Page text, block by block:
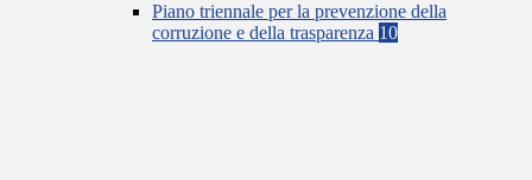
Piano triennale per la prevenzione della
corruzione e della trasparenza 10